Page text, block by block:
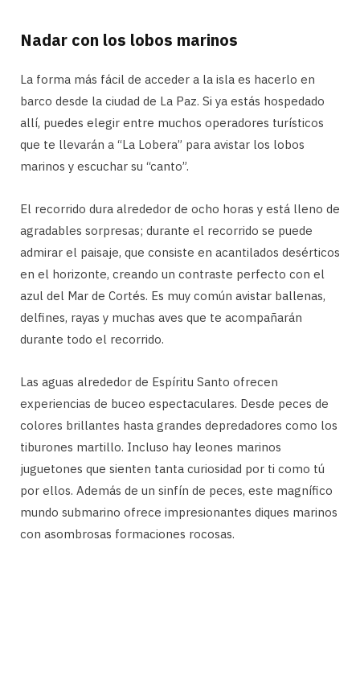
Nadar con los lobos marinos
La forma más fácil de acceder a la isla es hacerlo en
barco desde la ciudad de La Paz. Si ya estás hospedado
allí, puedes elegir entre muchos operadores turísticos
que te llevarán a “La Lobera” para avistar los lobos
marinos y escuchar su “canto”.
El recorrido dura alrededor de ocho horas y está lleno de
agradables sorpresas; durante el recorrido se puede
admirar el paisaje, que consiste en acantilados desérticos
en el horizonte, creando un contraste perfecto con el
azul del Mar de Cortés. Es muy común avistar ballenas,
delfines, rayas y muchas aves que te acompañarán
durante todo el recorrido.
Las aguas alrededor de Espíritu Santo ofrecen
experiencias de buceo espectaculares. Desde peces de
colores brillantes hasta grandes depredadores como los
tiburones martillo. Incluso hay leones marinos
juguetones que sienten tanta curiosidad por ti como tú
por ellos. Además de un sinfín de peces, este magnífico
mundo submarino ofrece impresionantes diques marinos
con asombrosas formaciones rocosas.